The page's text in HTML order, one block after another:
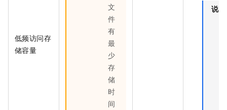
低频访问存
储容量
文
件
有
最
少
存
储
时
间
说明